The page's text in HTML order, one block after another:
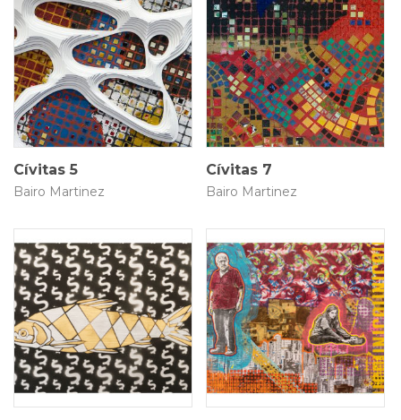
60 × 50 cm
$4.500.000
Cívitas 5
Bairo Martinez
50 × 45 cm
$4.000.000
Cívitas 7
Bairo Martinez
50 × 30 cm
$280.000
85 × 55 cm
$900.000